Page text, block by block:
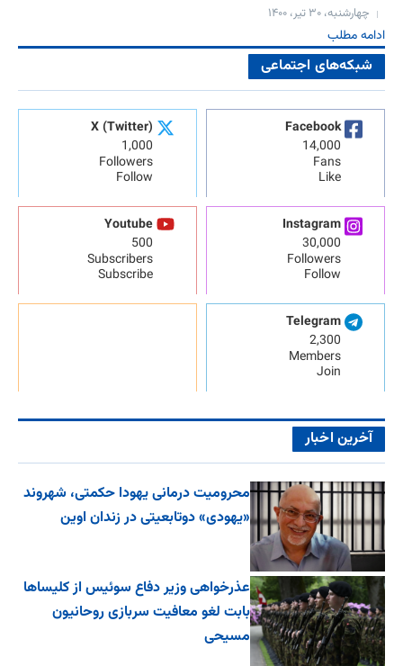
چهارشنبه، ۳۰ تیر، ۱۴۰۰
ادامه مطلب
شبکه‌های اجتماعی
Facebook
14,000
Fans
Like
X (Twitter)
1,000
Followers
Follow
Instagram
30,000
Followers
Follow
Youtube
500
Subscribers
Subscribe
Telegram
2,300
Members
Join
آخرین اخبار
محرومیت درمانی یهودا حکمتی، شهروند
«یهودی» دوتابعیتی در زندان اوین
عذرخواهی وزیر دفاع سوئیس از کلیساها
بابت لغو معافیت سربازی روحانیون
مسیحی